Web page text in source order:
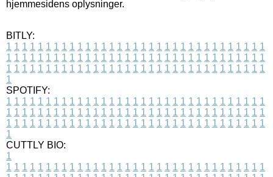
hjemmesidens oplysninger.
BITLY:
1 1 1 1 1 1 1 1 1 1 1 1 1 1 1 1 1 1 1 1 1 1 1 1 1 1 1 1 1 1 1 1 1
1 1 1 1 1 1 1 1 1 1 1 1 1 1 1 1 1 1 1 1 1 1 1 1 1 1 1 1 1 1 1 1 1
1 1 1 1 1 1 1 1 1 1 1 1 1 1 1 1 1 1 1 1 1 1 1 1 1 1 1 1 1 1 1 1 1
1
SPOTIFY:
1 1 1 1 1 1 1 1 1 1 1 1 1 1 1 1 1 1 1 1 1 1 1 1 1 1 1 1 1 1 1 1 1
1 1 1 1 1 1 1 1 1 1 1 1 1 1 1 1 1 1 1 1 1 1 1 1 1 1 1 1 1 1 1 1 1
1 1 1 1 1 1 1 1 1 1 1 1 1 1 1 1 1 1 1 1 1 1 1 1 1 1 1 1 1 1 1 1 1
1
CUTTLY BIO:
1
1 1 1 1 1 1 1 1 1 1 1 1 1 1 1 1 1 1 1 1 1 1 1 1 1 1 1 1 1 1 1 1 1